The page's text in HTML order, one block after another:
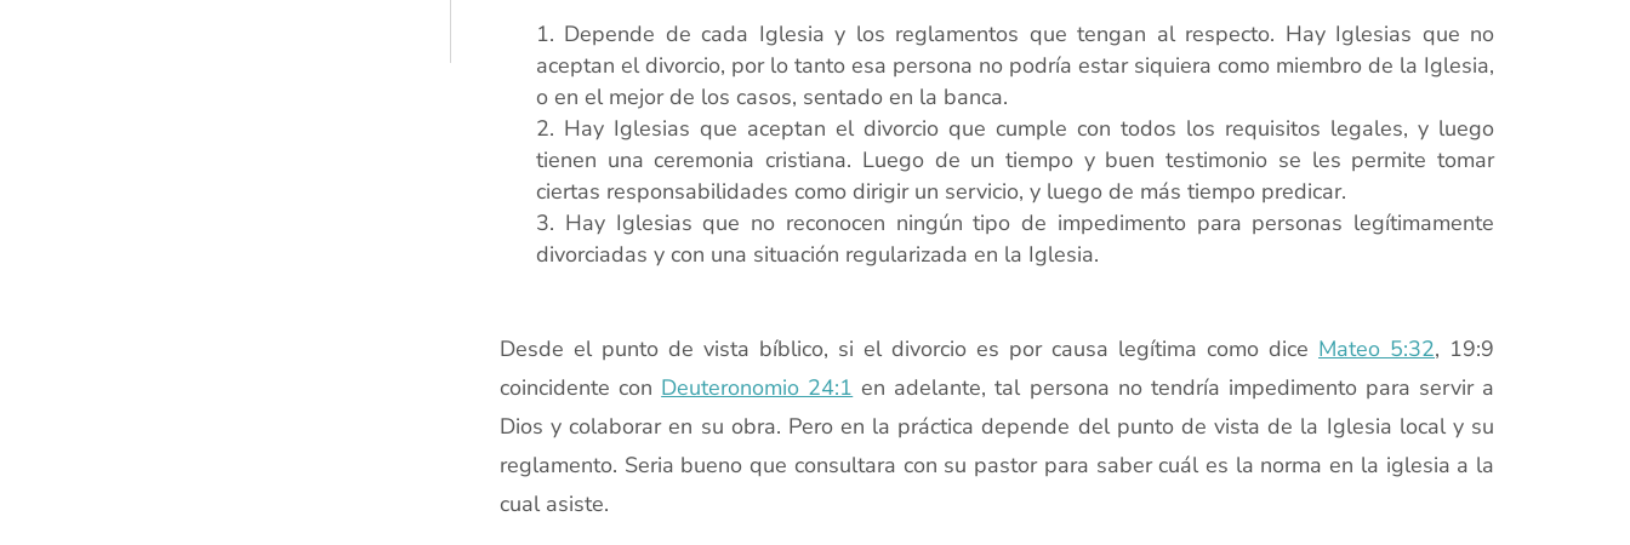
Depende de cada Iglesia y los reglamentos que tengan al respecto. Hay Iglesias que no
aceptan el divorcio, por lo tanto esa persona no podría estar siquiera como miembro de la Iglesia,
o en el mejor de los casos, sentado en la banca.
Hay Iglesias que aceptan el divorcio que cumple con todos los requisitos legales, y luego
tienen una ceremonia cristiana. Luego de un tiempo y buen testimonio se les permite tomar
ciertas responsabilidades como dirigir un servicio, y luego de más tiempo predicar.
Hay Iglesias que no reconocen ningún tipo de impedimento para personas legítimamente
divorciadas y con una situación regularizada en la Iglesia.
Desde el punto de vista bíblico, si el divorcio es por causa legítima como dice Mateo 5:32, 19:9
coincidente con Deuteronomio 24:1 en adelante, tal persona no tendría impedimento para servir a
Dios y colaborar en su obra. Pero en la práctica depende del punto de vista de la Iglesia local y su
reglamento. Seria bueno que consultara con su pastor para saber cuál es la norma en la iglesia a la
cual asiste.